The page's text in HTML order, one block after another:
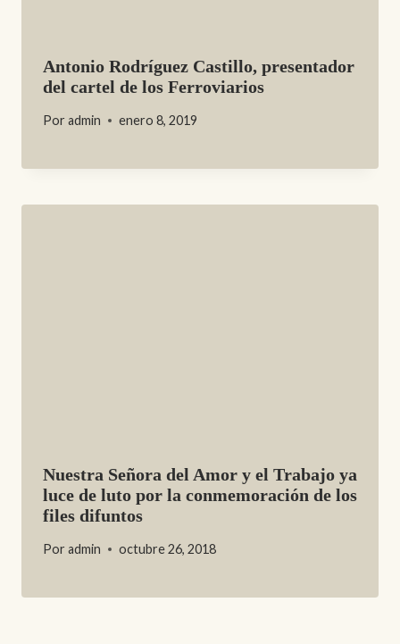
Antonio Rodríguez Castillo, presentador
del cartel de los Ferroviarios
Por admin enero 8, 2019
Nuestra Señora del Amor y el Trabajo ya
luce de luto por la conmemoración de los
files difuntos
Por admin octubre 26, 2018